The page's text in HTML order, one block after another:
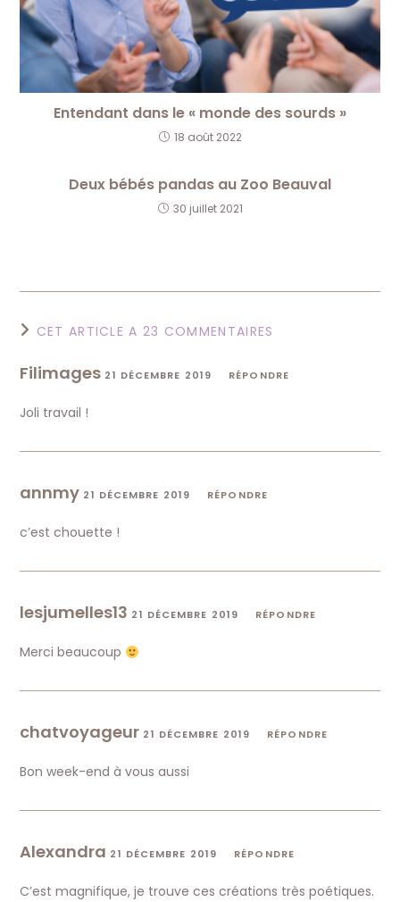
Entendant dans le « monde des sourds »
18 août 2022
Deux bébés pandas au Zoo Beauval
30 juillet 2021
CET ARTICLE A 23 COMMENTAIRES
Filimages 21 DÉCEMBRE 2019 RÉPONDRE
Joli travail !
annmy 21 DÉCEMBRE 2019 RÉPONDRE
c’est chouette !
lesjumelles13 21 DÉCEMBRE 2019 RÉPONDRE
Merci beaucoup
chatvoyageur 21 DÉCEMBRE 2019 RÉPONDRE
Bon week-end à vous aussi
Alexandra 21 DÉCEMBRE 2019 RÉPONDRE
C’est magnifique, je trouve ces créations très poétiques.